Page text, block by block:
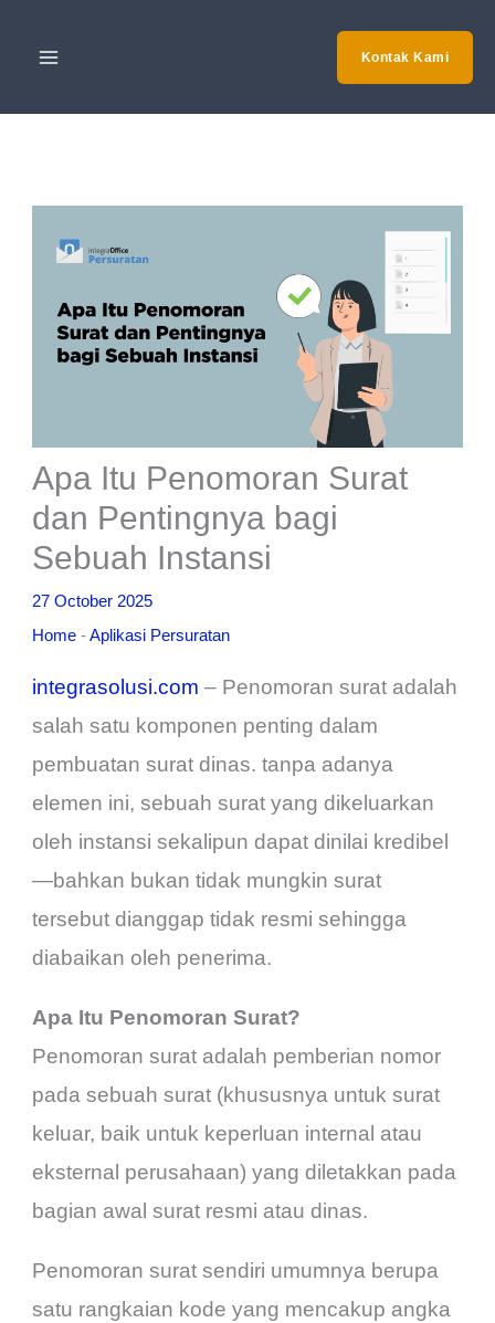
Kontak Kami
Apa Itu Penomoran Surat
dan Pentingnya bagi
Sebuah Instansi
27 October 2025
Home -Aplikasi Persuratan
integrasolusi.com – Penomoran surat adalah
salah satu komponen penting dalam
pembuatan surat dinas. tanpa adanya
elemen ini, sebuah surat yang dikeluarkan
oleh instansi sekalipun dapat dinilai kredibel
—bahkan bukan tidak mungkin surat
tersebut dianggap tidak resmi sehingga
diabaikan oleh penerima.
Apa Itu Penomoran Surat?
Penomoran surat adalah pemberian nomor
pada sebuah surat (khususnya untuk surat
keluar, baik untuk keperluan internal atau
eksternal perusahaan) yang diletakkan pada
bagian awal surat resmi atau dinas.
Penomoran surat sendiri umumnya berupa
satu rangkaian kode yang mencakup angka